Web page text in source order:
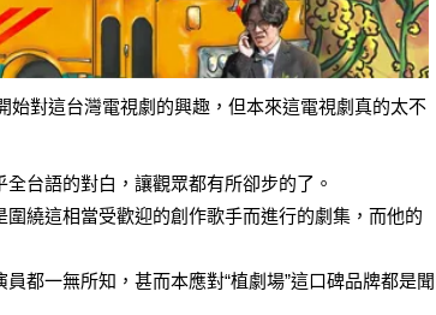
對這台灣電視劇的興趣，但本來這電視劇真的太不
台語的對白，讓觀眾都有所卻步的了。
繞這相當受歡迎的創作歌手而進行的劇集，而他的
都一無所知，甚而本應對“植劇場”這口碑品牌都是聞